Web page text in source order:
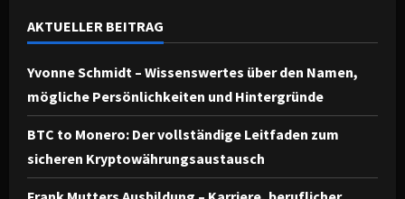
AKTUELLER BEITRAG
Yvonne Schmidt – Wissenswertes über den Namen,
mögliche Persönlichkeiten und Hintergründe
BTC to Monero: Der vollständige Leitfaden zum
sicheren Kryptowährungsaustausch